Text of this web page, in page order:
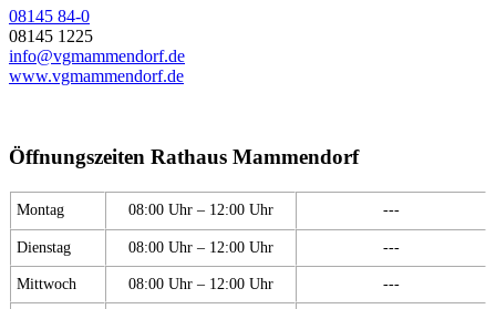
08145 84-0
08145 1225
info@vgmammendorf.de
www.vgmammendorf.de
Öffnungszeiten Rathaus Mammendorf
Montag 08:00 Uhr – 12:00 Uhr ---
Dienstag 08:00 Uhr – 12:00 Uhr ---
Mittwoch 08:00 Uhr – 12:00 Uhr ---